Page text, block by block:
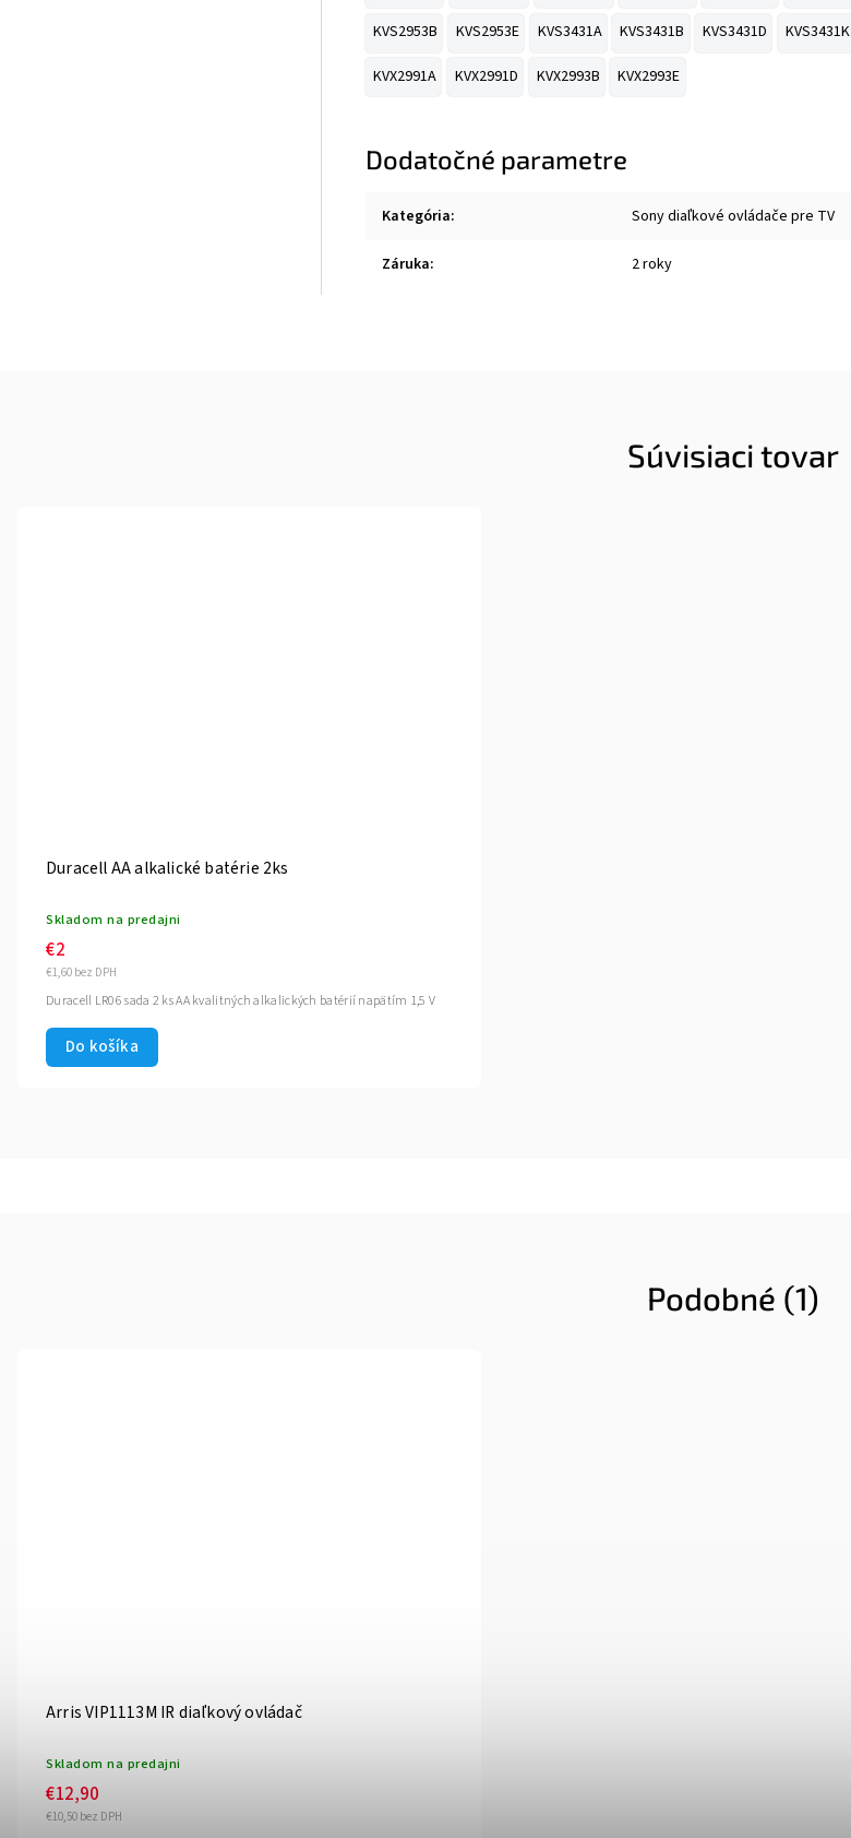
KVS2953B KVS2953E KVS3431A KVS3431B KVS3431D KVS3431K
KVX2991A KVX2991D KVX2993B KVX2993E
Dodatočné parametre
Kategória: Sony diaľkové ovládače pre TV
Záruka: 2 roky
Súvisiaci tovar
Duracell AA alkalické batérie 2ks
Skladom na predajni
€1,60 bez DPH
€2
Do košíka
Duracell LR06 sada 2 ks AA kvalitných alkalických batérií napätím 1,5 V
Podobné (1)
Arris VIP1113M IR diaľkový ovládač
Skladom na predajni
€10,50 bez DPH
€12,90